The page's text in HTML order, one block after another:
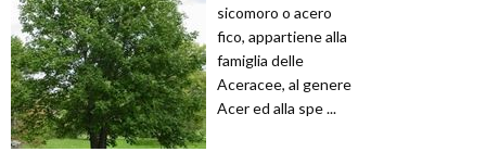
sicomoro o acero
fico, appartiene alla
famiglia delle
Aceracee, al genere
Acer ed alla spe ...